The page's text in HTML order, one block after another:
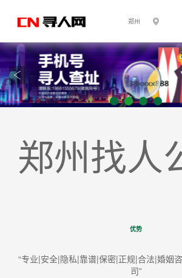
郑州找人
优势
“专业|安全|隐私|靠谱|保密|正规|合法|婚姻
司”